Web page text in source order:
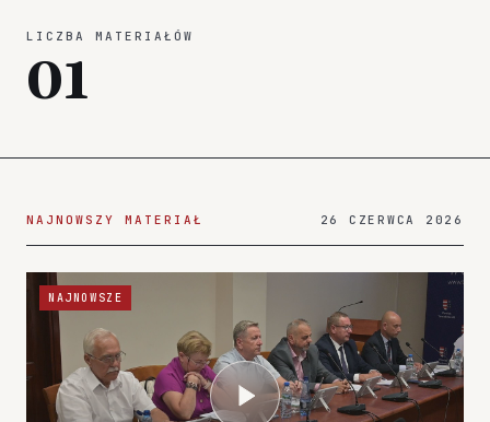
LICZBA MATERIAŁÓW
01
NAJNOWSZY MATERIAŁ 26 CZERWCA 2026
NAJNOWSZE